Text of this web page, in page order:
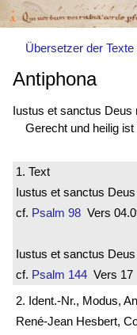
Übersetzer der
Antiphona
Iustus et sanctus Deus
Gerecht und heilig
1. Text
Iustus et sanctus Deus
cf. Psalm 98 Vers
Iustus et sanctus Deus
cf. Psalm 144 Vers 17
2. Ident.-Nr., Modus,
René-Jean Hesbert,